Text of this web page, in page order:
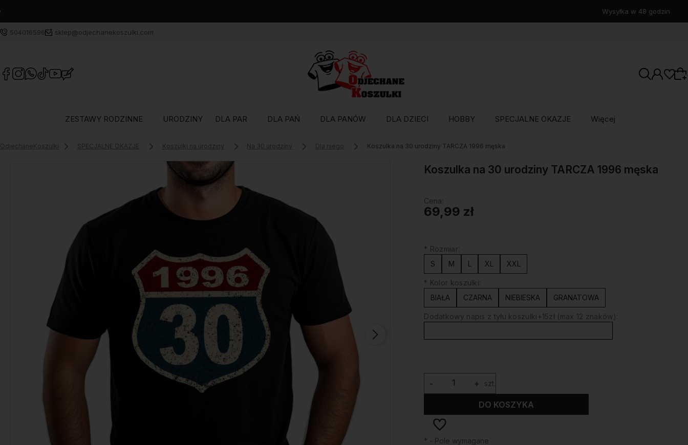
504016596 sklep@odjechanekoszulki.com
oferty lub zaloguj się, aby przywrócić dodane
produkty do listy z poprzedniej sesji.
ZESTAWY RODZINNE URODZINY DLA PAR DLA PAŃ DLA PANÓW DLA DZIECI HOBBY SPECJALNE OKAZJE Więcej
OdjechaneKoszulki SPECJALNE OKAZJE Koszulki na urodziny Na 30 urodziny Dla niego Koszulka na 30 urodziny TARCZA 1996 męska
Koszulka na 30 urodziny TARCZA 1996 męska
Cena:
69,99 zł
* Rozmiar:
S
M L XL XXL
* Kolor koszulki:
BIAŁA
CZARNA NIEBIESKA GRANATOWA
Dodatkowy napis z tyłu koszulki+15zł (max 12 znaków):
+
- szt.
DO KOSZYKA
* - Pole wymagane